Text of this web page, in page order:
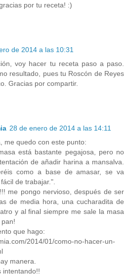
por tu receta! :)
de 2014 a las 10:31
voy hacer tu receta paso a paso.
resultado, pues tu Roscón de Reyes
Gracias por compartir.
28 de enero de 2014 a las 14:11
me quedo con este punto:
está bastante pegajosa, pero no
de añadir harina a mansalva.
como a base de amasar, se va
de trabajar.".
me pongo nervioso, después de ser
de media hora, una cucharadita de
y al final siempre me sale la masa
que hago:
2014/01/como-no-hacer-un-
manera.
intentando!!